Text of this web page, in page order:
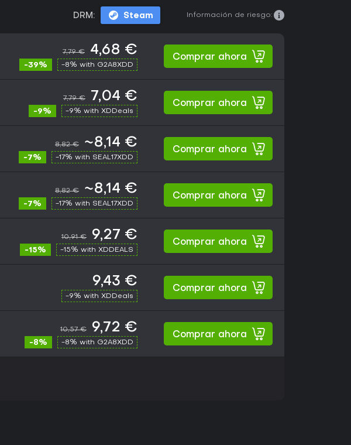
DRM: Steam Información de riesgo:
7,79 € 4,68 €
-39% -8% with G2A8XDD
Comprar ahora
7,79 € 7,04 €
-9% -9% with XDDeals
Comprar ahora
8,82 € ~8,14 €
-7% -17% with SEAL17XDD
Comprar ahora
8,82 € ~8,14 €
-7% -17% with SEAL17XDD
Comprar ahora
10,91 € 9,27 €
-15% -15% with XDDEALS
Comprar ahora
9,43 €
-9% with XDDeals
Comprar ahora
10,57 € 9,72 €
-8% -8% with G2A8XDD
Comprar ahora